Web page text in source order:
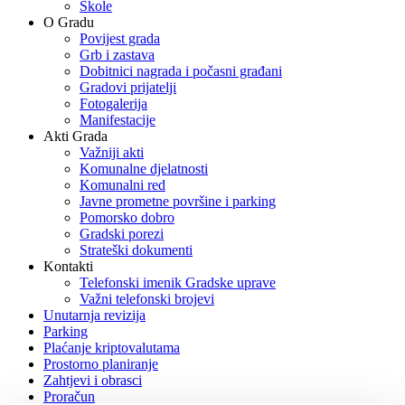
Škole
O Gradu
Povijest grada
Grb i zastava
Dobitnici nagrada i počasni građani
Gradovi prijatelji
Fotogalerija
Manifestacije
Akti Grada
Važniji akti
Komunalne djelatnosti
Komunalni red
Javne prometne površine i parking
Pomorsko dobro
Gradski porezi
Strateški dokumenti
Kontakti
Telefonski imenik Gradske uprave
Važni telefonski brojevi
Unutarnja revizija
Parking
Plaćanje kriptovalutama
Prostorno planiranje
Zahtjevi i obrasci
Proračun